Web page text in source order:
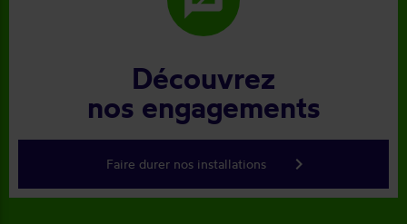
Découvrez
nos engagements
Faire durer nos installations keyboard_arrow_right